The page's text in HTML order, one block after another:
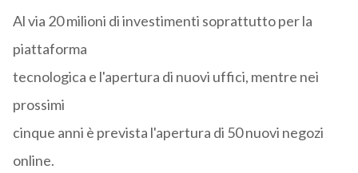
Al via 20 milioni di investimenti soprattutto per la
piattaforma
tecnologica e l'apertura di nuovi uffici, mentre nei
prossimi
cinque anni è prevista l'apertura di 50 nuovi negozi
online.